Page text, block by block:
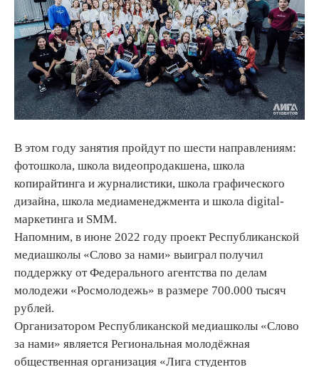
В этом году занятия пройдут по шести направлениям:
фотошкола, школа видеопродакшена, школа
копирайтинга и журналистики, школа графического
дизайна, школа медиаменеджмента и школа digital-
маркетинга и SMM.
Напомним, в июне 2022 году проект Республиканской
медиашколы «Слово за нами» выиграл получил
поддержку от Федерального агентства по делам
молодежи «Росмолодежь» в размере 700.000 тысяч
рублей.
Организатором Республиканской медиашколы «Слово
за нами» является Региональная молодёжная
общественная организация «Лига студентов